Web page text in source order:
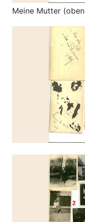
Meine Mutter